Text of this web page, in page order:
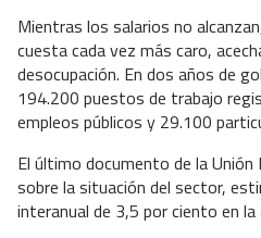
Mientras los salarios no
cuesta cada vez más caro,
desocupación. En dos años de
194.200 puestos de trabajo
empleos públicos y 29.100
El último documento de la
sobre la situación del sector,
interanual de 3,5 por ciento en